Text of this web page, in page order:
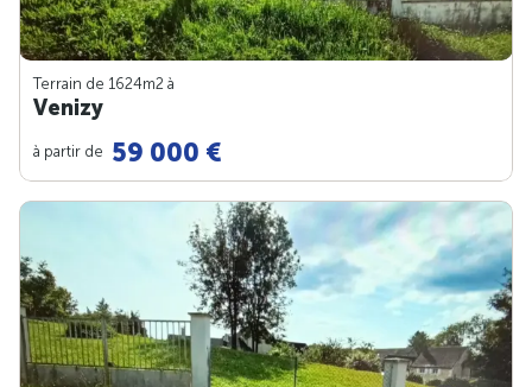
Terrain de 1624m2 à
Venizy
à partir de 59 000 €